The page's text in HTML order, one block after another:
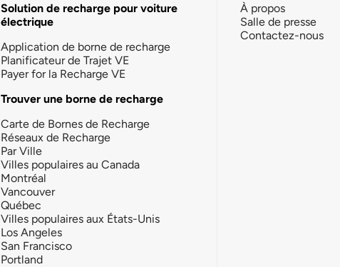
Solution de recharge pour voiture
électrique
Application de borne de recharge
Planificateur de Trajet VE
Payer for la Recharge VE
Trouver une borne de recharge
Carte de Bornes de Recharge
Réseaux de Recharge
Par Ville
Villes populaires au Canada
Montréal
Vancouver
Québec
Villes populaires aux États-Unis
Los Angeles
San Francisco
Portland
À propos
Salle de presse
Contactez-nous